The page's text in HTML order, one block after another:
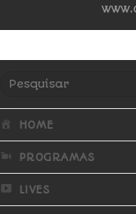
HOME
PROGRAMAS
LIVES